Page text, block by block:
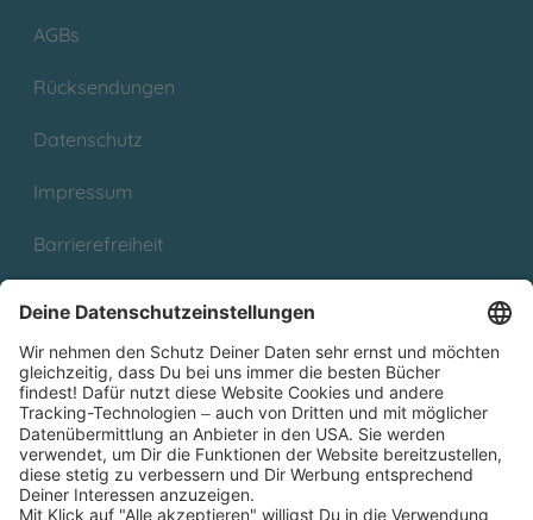
AGBs
Rücksendungen
Datenschutz
Impressum
Barrierefreiheit
Partnerprogramm (Affiliate)
Folge uns auf